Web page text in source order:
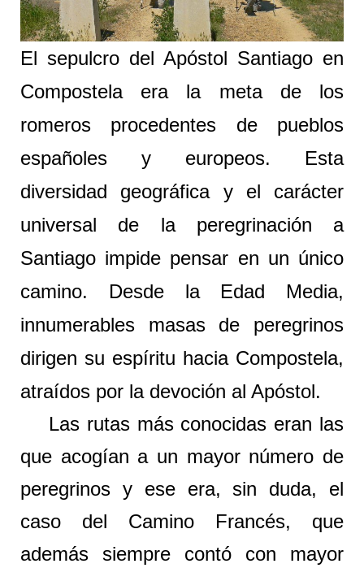
El sepulcro del Apóstol Santiago en
Compostela era la meta de los
romeros procedentes de pueblos
españoles y europeos. Esta
diversidad geográfica y el carácter
universal de la peregrinación a
Santiago impide pensar en un único
camino. Desde la Edad Media,
innumerables masas de peregrinos
dirigen su espíritu hacia Compostela,
atraídos por la devoción al Apóstol.
Las rutas más conocidas eran las
que acogían a un mayor número de
peregrinos y ese era, sin duda, el
caso del Camino Francés, que
además siempre contó con mayor